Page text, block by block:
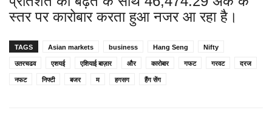
स्तर पर कारोबार करता हुआ नजर आ रहा है।
TAGS Asian markets business Hang Seng Nifty
उतरचढव एशयई एशियाई बाज़ार और कारोबार गफट गरवट दरज
नफट निफ्टी बजर म हगसग हैंग सेंग